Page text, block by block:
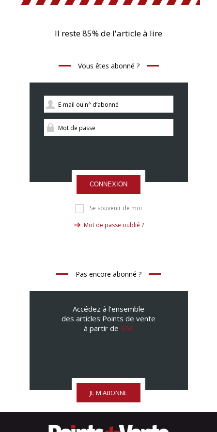
Il reste 85% de l'article à lire
Vous êtes abonné ?
CONNEXION
Se souvenir de moi
Mot de passe oublié ?
Pas encore abonné ?
Accédez à l’ensemble
des articles Points de vente
à partir de 95€
JE M'ABONNE